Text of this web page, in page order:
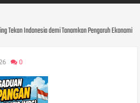
Tekan Indonesia demi Tanamkan Pengaruh Ekonomi
0